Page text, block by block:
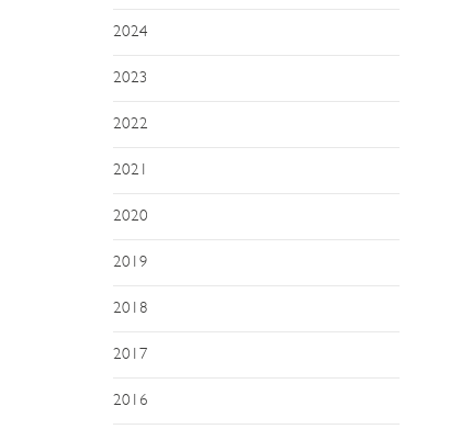
2024
2023
2022
2021
2020
2019
2018
2017
2016